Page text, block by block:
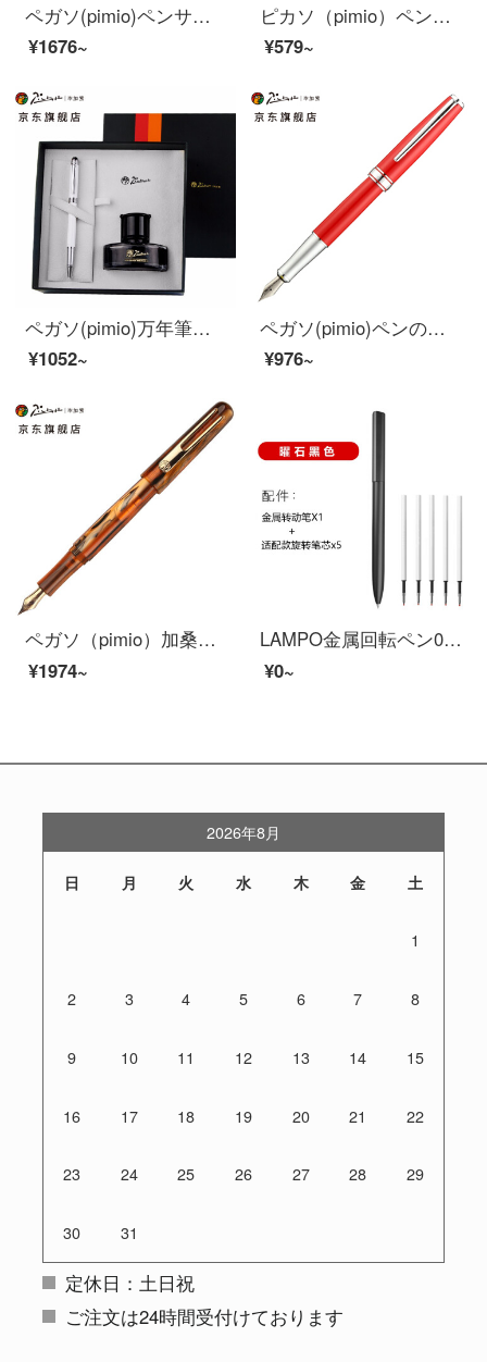
ペガソ(pimio)ペンサインペン男性女性ビジネスオフィスプレゼント0.5 mmインクカートリッジ夢のポルカシリーズ
¥1676~
ピカソ（pimio）ペンサインペン男性女性ビジネスオフィス成人学生用0.5 mmインクペン安格丽丝シリーズ608慕白
¥579~
ペガソ(pimio)万年筆ギフトボックス男性女性のサイン入りインクセット財務特筆0.38 mmペン先T 09磁器ホワイト
¥1052~
ペガソ(pimio)ペンのサインペンの男性女性のビジネスのオフィス金属の棒の学生は書道の習字の墨嚢のインクの筆箱を使って何を詰めますか？
¥976~
ペガソ（pimio）加桑迪极光シリーズの万年筆男性女性執務成人学生用インクイリジウム金筆ビジネスギフトペン975極ライトイエロー
¥1974~
LAMPO金属回転ペン0.5 MMビジネスアルミ合金高級署名ペン学生用中性ペンプレゼント簡単欧米標準G 2ペン芯で共同購入して注文します。
¥0~
2026年8月
日 月 火 水 木 金 土
1
2 3 4 5 6 7 8
9 10 11 12 13 14 15
16 17 18 19 20 21 22
23 24 25 26 27 28 29
30 31
定休日：土日祝
ご注文は24時間受付けております